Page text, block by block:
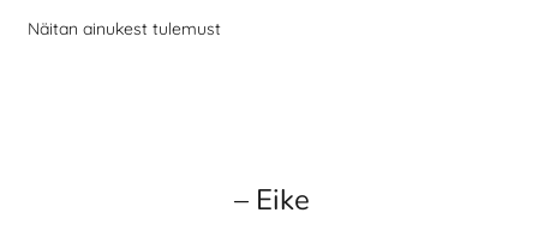
Näitan ainukest tulemust
– Eike